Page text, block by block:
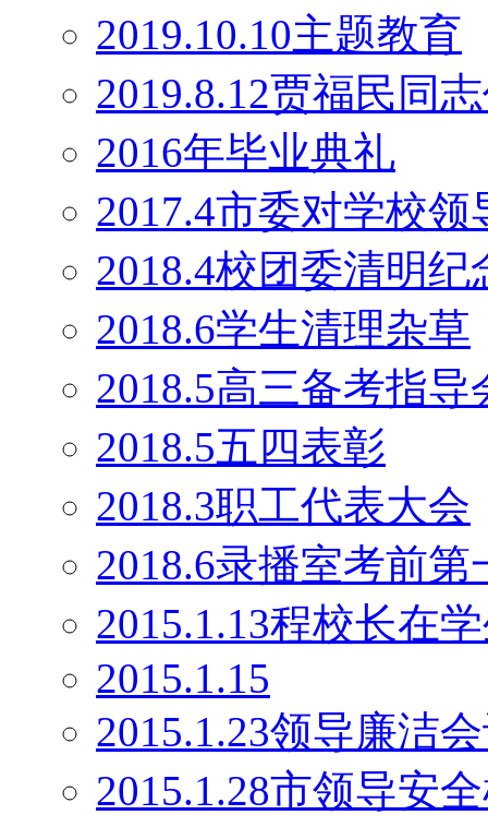
2019.10.10主题教育
2019.8.12贾福民同
2016年毕业典礼
2017.4市委对学校
2018.4校团委清明纪
2018.6学生清理杂草
2018.5高三备考指导
2018.5五四表彰
2018.3职工代表大会
2018.6录播室考前第
2015.1.13程校长在
2015.1.15
2015.1.23领导廉洁
2015.1.28市领导安